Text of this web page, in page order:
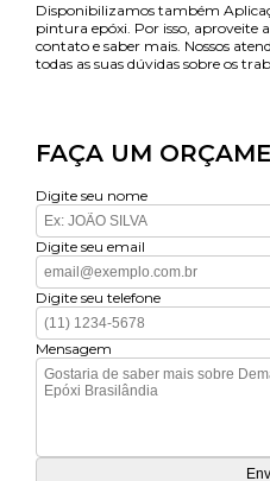
Disponibilizamos também
pintura epóxi. Por isso, aproveite
contato e saber mais. Nossos
todas as suas dúvidas sobre os
FAÇA UM
Digite seu nome
Digite seu email
Digite seu telefone
Mensagem